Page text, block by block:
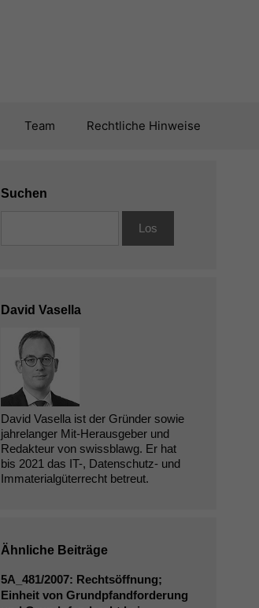
Team Rechtliche Hinweise
Suchen
David Vasella
David Vasella ist der Gründer sowie
jahrelanger Mit-Herausgeber und
Redakteur von swissblawg. Er hat
bis 2021 das IT-, Datenschutz- und
Immaterialgüterrecht betreut.
Ähnliche Beiträge
5A_481/2007: Rechtsöffnung;
Einheit von Grundpfandforderung